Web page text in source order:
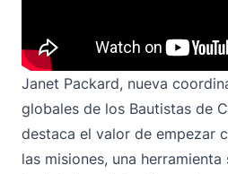
Janet Packard, nueva
globales de los Bautistas de
destaca el valor de empezar
las misiones, una